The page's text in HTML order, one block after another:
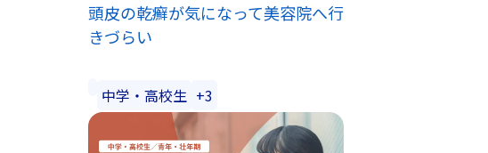
頭皮の乾癬が気になって美容院へ行
きづらい
中学・高校生 +3